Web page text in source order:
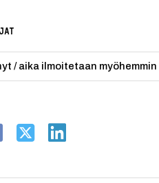
/ aika ilmoitetaan myöhemmin